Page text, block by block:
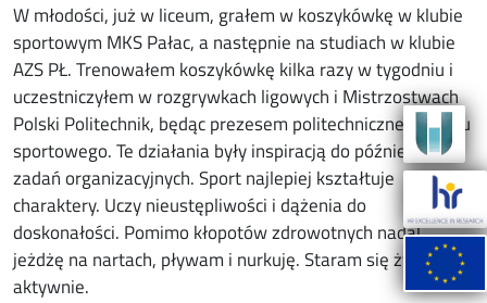
W młodości, już w liceum, grałem w koszykówkę w klubie
sportowym MKS Pałac, a następnie na studiach w klubie
AZS PŁ. Trenowałem koszykówkę kilka razy w tygodniu i
uczestniczyłem w rozgrywkach ligowych i Mistrzostwach
Polski Politechnik, będąc prezesem politechnicznego klubu
sportowego. Te działania były inspiracją do późniejszych
zadań organizacyjnych. Sport najlepiej kształtuje
charaktery. Uczy nieustępliwości i dążenia do
doskonałości. Pomimo kłopotów zdrowotnych nadal
jeżdżę na nartach, pływam i nurkuję. Staram się żyć
aktywnie.